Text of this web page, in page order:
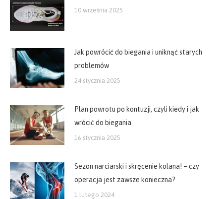
10 września 2025
Jak powrócić do biegania i uniknąć starych
problemów
24 stycznia 2025
Plan powrotu po kontuzji, czyli kiedy i jak
wrócić do biegania.
16 stycznia 2025
Sezon narciarski i skręcenie kolana! – czy
operacja jest zawsze konieczna?
1 lutego 2024